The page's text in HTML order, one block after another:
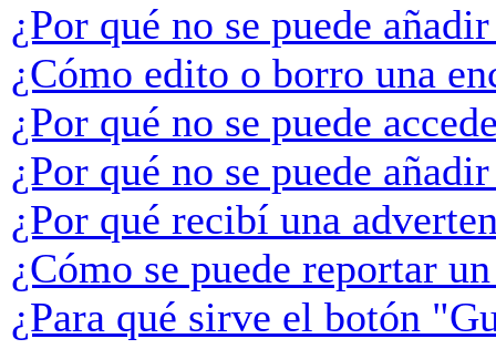
¿Por qué no se puede
¿Cómo edito o borro una
¿Por qué no se puede
¿Por qué no se puede
¿Por qué recibí una
¿Cómo se puede reportar
¿Para qué sirve el botón